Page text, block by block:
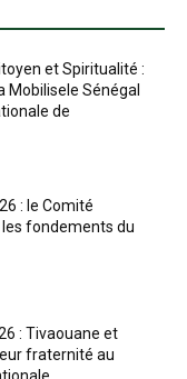
et Spiritualité :
Mobilisele Sénégal
de
: le Comité
fondements du
: Tivaouane et
fraternité au